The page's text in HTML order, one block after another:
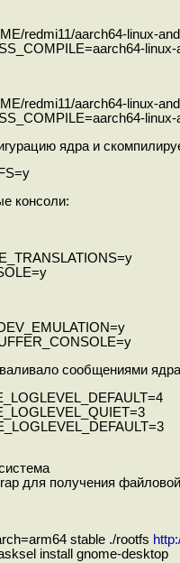
redmi11/aarch64-linux-
linux-
redmi11/aarch64-linux-
linux-
ядра и
консоли:
сообщениями
для получения
stable ./rootfs
install gnome-desktop